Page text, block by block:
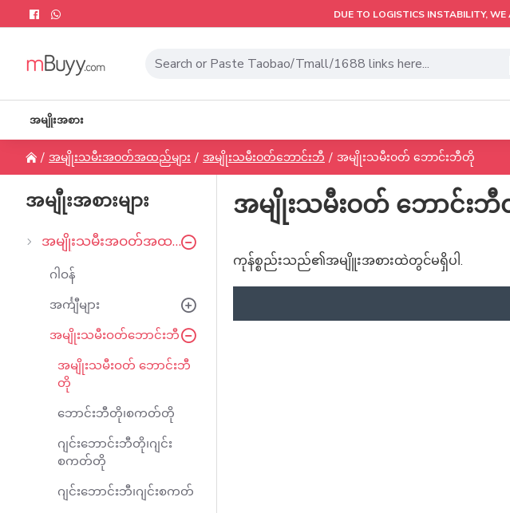
DUE TO LOGISTICS INSTABILITY,
အမျိုးအစား
အမျိုးသမီးအဝတ်အထည်များ အမျိုးသမီးဝတ်ဘောင်းဘီ အမျိုးသမီးဝတ် ဘောင်းဘီတို
အမျီုးအစားများ
အမျိုးသမီးအဝတ်အထည်များ
ဂါဝန်
အင်္ကျီများ
အမျိုးသမီးဝတ်ဘောင်းဘီ
အမျိုးသမီးဝတ် ဘောင်းဘီ
တို
ဘောင်းဘီတို၊စကတ်တို
ဂျင်းဘောင်းဘီတို၊ဂျင်း
စကတ်တို
ဂျင်းဘောင်းဘီ၊ဂျင်းစကတ်
အမျိုးသမီးဝတ် ဘောင်း
ကုန်စ္စည်းသည်၏အမျိူးအစားထဲတွင်မရှိပါ.